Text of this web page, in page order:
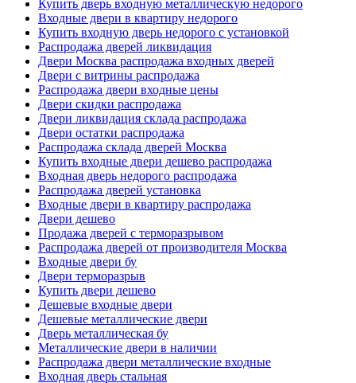
Купить дверь входную металлическую недорого
Входные двери в квартиру недорого
Купить входную дверь недорого с установкой
Распродажа дверей ликвидация
Двери Москва распродажа входных дверей
Двери с витрины распродажа
Распродажа двери входные цены
Двери скидки распродажа
Двери ликвидация склада распродажа
Двери остатки распродажа
Распродажа склада дверей Москва
Купить входные двери дешево распродажа
Входная дверь недорого распродажа
Распродажа дверей установка
Входные двери в квартиру распродажа
Двери дешево
Продажа дверей с терморазрывом
Распродажа дверей от производителя Москва
Входные двери бу
Двери терморазрыв
Купить двери дешево
Дешевые входные двери
Дешевые металлические двери
Дверь металлическая бу
Металлические двери в наличии
Распродажа двери металлические входные
Входная дверь стальная